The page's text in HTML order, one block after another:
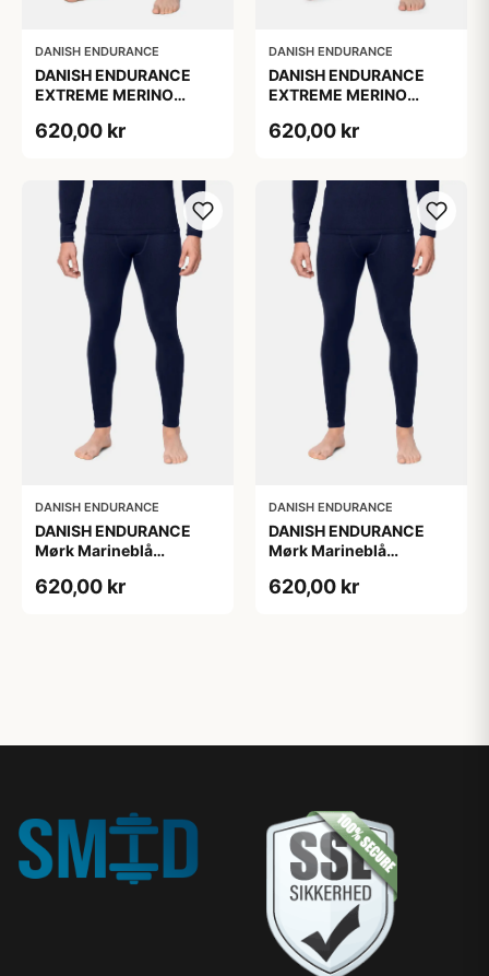
DANISH ENDURANCE
DANISH ENDURANCE
EXTREME MERINO
Mørkegrå XL
620,00 kr
DANISH ENDURANCE
DANISH ENDURANCE
EXTREME MERINO
2XL
620,00 kr
DANISH ENDURANCE
DANISH ENDURANCE
Mørk Marineblå
Skiunderbukser, Mørk
620,00 kr
DANISH ENDURANCE
DANISH ENDURANCE
Mørk Marineblå
Skiunderbukser, Mørk
620,00 kr